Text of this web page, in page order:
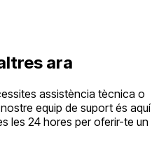
ara
assistència tècnica o
equip de suport és aquí
les 24 hores per oferir-te un